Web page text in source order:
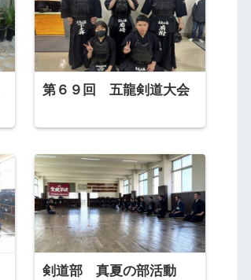
第６９回 五龍剣道大会
剣道部 真夏の部活動